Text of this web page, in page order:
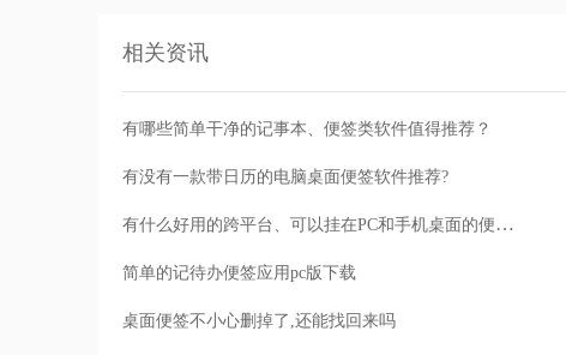
相关资讯
有哪些简单干净的记事本、便签类软件值得推荐？
有没有一款带日历的电脑桌面便签软件推荐?
有什么好用的跨平台、可以挂在PC和手机桌面的便签软件
简单的记待办便签应用pc版下载
桌面便签不小心删掉了,还能找回来吗